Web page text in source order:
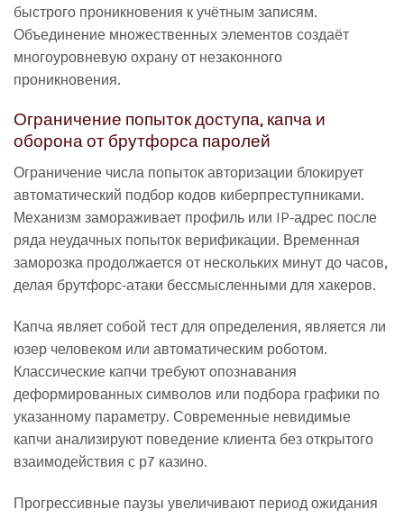
быстрого проникновения к учётным записям.
Объединение множественных элементов создаёт
многоуровневую охрану от незаконного
проникновения.
Ограничение попыток доступа, капча и
оборона от брутфорса паролей
Ограничение числа попыток авторизации блокирует
автоматический подбор кодов киберпреступниками.
Механизм замораживает профиль или IP-адрес после
ряда неудачных попыток верификации. Временная
заморозка продолжается от нескольких минут до часов,
делая брутфорс-атаки бессмысленными для хакеров.
Капча являет собой тест для определения, является ли
юзер человеком или автоматическим роботом.
Классические капчи требуют опознавания
деформированных символов или подбора графики по
указанному параметру. Современные невидимые
капчи анализируют поведение клиента без открытого
взаимодействия с р7 казино.
Прогрессивные паузы увеличивают период ожидания